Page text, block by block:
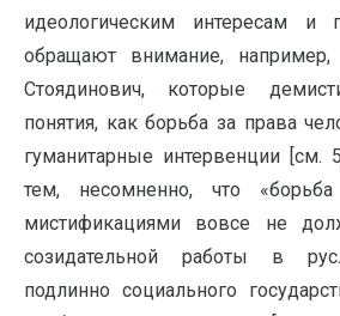
идеологическим интересам и
обращают внимание,
Стоядинович, которые
понятия, как борьба за права
гуманитарные интервенции [см.
тем, несомненно, что
мистификациями вовсе не
созидательной работы в
подлинно социального